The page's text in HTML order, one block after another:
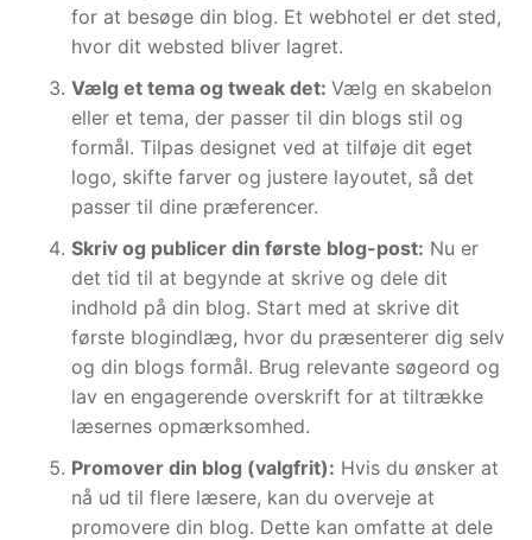
for at besøge din blog. Et webhotel er det sted,
hvor dit websted bliver lagret.
Vælg et tema og tweak det: Vælg en skabelon
eller et tema, der passer til din blogs stil og
formål. Tilpas designet ved at tilføje dit eget
logo, skifte farver og justere layoutet, så det
passer til dine præferencer.
Skriv og publicer din første blog-post: Nu er
det tid til at begynde at skrive og dele dit
indhold på din blog. Start med at skrive dit
første blogindlæg, hvor du præsenterer dig selv
og din blogs formål. Brug relevante søgeord og
lav en engagerende overskrift for at tiltrække
læsernes opmærksomhed.
Promover din blog (valgfrit): Hvis du ønsker at
nå ud til flere læsere, kan du overveje at
promovere din blog. Dette kan omfatte at dele